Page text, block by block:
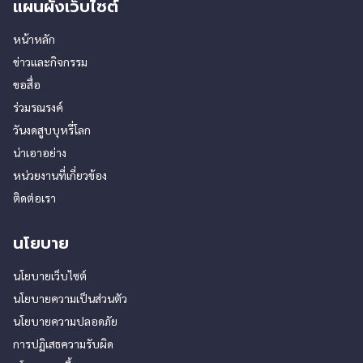
แผนผังเว็บไซต์
หน้าหลัก
ข่าวและกิจกรรม
ขอสื่อ
ร่วมรณรงค์
วันงดสูบบุหรี่โลก
น่าเอาอย่าง
หน่วยงานที่เกี่ยวข้อง
ติดต่อเรา
นโยบาย
นโยบายเว็บไซต์
นโยบายความเป็นส่วนตัว
นโยบายความปลอดภัย
การปฏิเสธความรับผิด